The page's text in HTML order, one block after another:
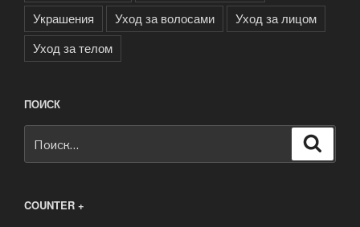
Украшения
Уход за волосами
Уход за лицом
Уход за телом
ПОИСК
COUNTER +